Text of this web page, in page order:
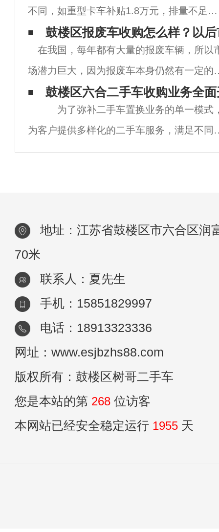
不同，如重型卡车补贴1.8万元，排量不足
6000元；此外，报废车辆一般排放超标。三
以上未进行年检的车辆，鼓楼区报废车回收
详细介绍相关内容。一、车辆报废补贴标准
鼓楼区报废车收购怎么样？以
在我国，每年都有大量的报废车辆，所以
场潜力巨大，因为报废车本身仍然有一定的
值，很多人对这样一个行业持乐观态度。但
选择之前，我们也应该知道鼓楼区如何购买
废汽车？市场真的可靠吗？然后通过对市场
全方
鼓楼区六合二手车收购业务全
为了弥补二手车置换业务的单一模式
为客户提供多样化的二手车服务，满足不同
客户需求，不断提高客户满意度，一汽服务
地址：江苏省鼓楼区市六合区润
70米
联系人：夏先生
手机：15851829997
电话：18913323336
网址：www.esjbzhs88.com
版权所有：鼓楼区树哥二手车
您是本站的第 268 位访客
本网站已经安全稳定运行 1955 天